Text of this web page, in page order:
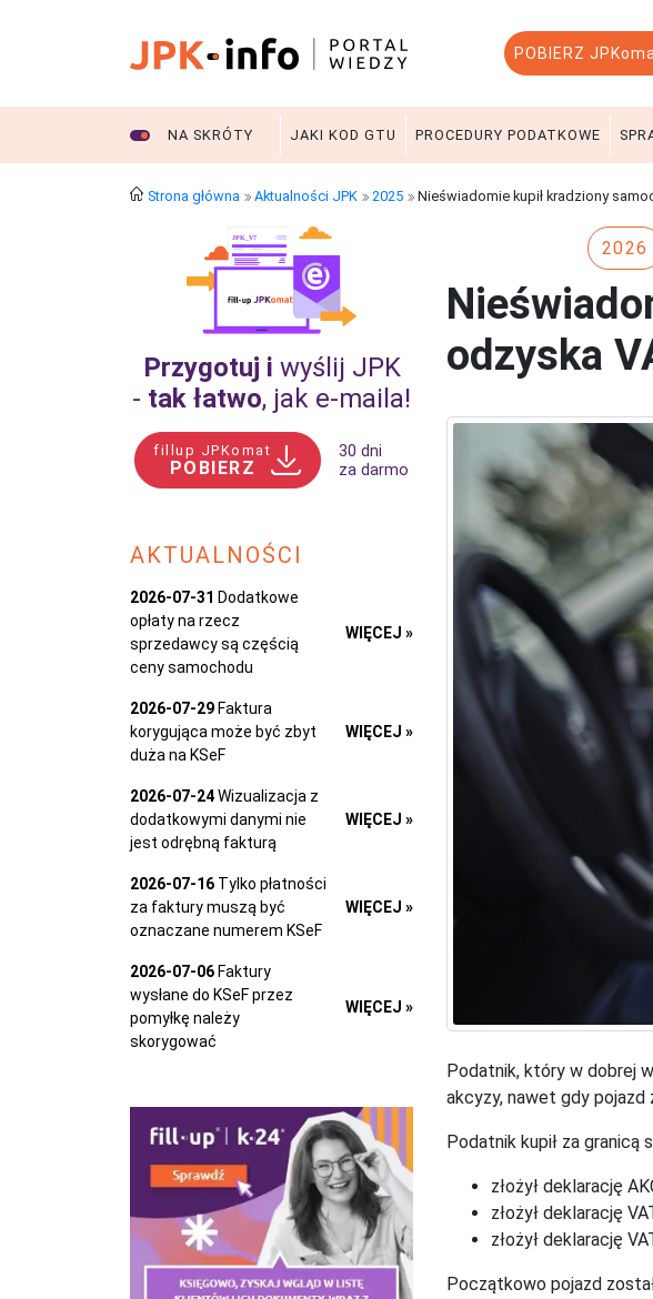
POBIERZ
NA SKRÓTY JAKI KOD GTU PROCEDURY PODATKOWE
Strona główna Aktualności JPK 2025 Nieświadomie kupił kradziony
Przygotuj i wyślij JPK
- tak łatwo, jak e‑maila!
fillup JPKomat
POBIERZ
30 dni
za darmo
AKTUALNOŚCI
2026-07-31 Dodatkowe
opłaty na rzecz
sprzedawcy są częścią
ceny samochodu
WIĘCEJ »
2026-07-29 Faktura
korygująca może być zbyt
duża na KSeF
WIĘCEJ »
2026-07-24Wizualizacja z
dodatkowymi danymi nie
jest odrębną fakturą
WIĘCEJ »
2026-07-16 Tylko płatności
za faktury muszą być
oznaczane numerem KSeF
WIĘCEJ »
2026-07-06 Faktury
wysłane do KSeF przez
pomyłkę należy
skorygować
WIĘCEJ »
2026
odzyska
Podatnik, który w dobrej
akcyzy, nawet gdy pojazd
Podatnik kupił za
złożył deklarację
złożył deklarację
złożył deklarację
Początkowo pojazd